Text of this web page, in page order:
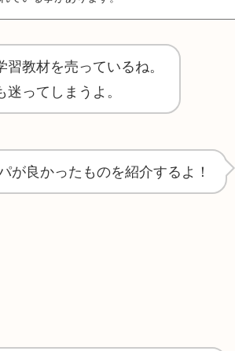
教材を売っているね。
ってしまうよ。
が良かったものを紹介するよ！